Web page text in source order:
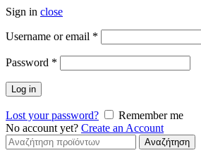
Sign in close
Username or email *
Password *
Log in
Lost your password?
Remember me
No account yet? Create an Account
Αναζήτηση
για:
Αναζήτηση